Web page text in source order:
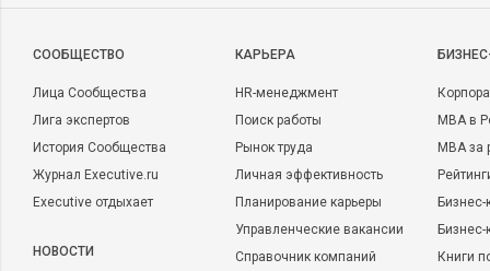
CООБЩЕСТВО
Лица Сообщества
Лига экспертов
История Сообщества
Журнал Executive.ru
Executive отдыхает
НОВОСТИ
КАРЬЕРА
HR-менеджмент
Поиск работы
Рынок труда
Личная эффективность
Планирование карьеры
Управленческие вакансии
Справочник компаний
MBA в
MBA
Бизнес-
Книги